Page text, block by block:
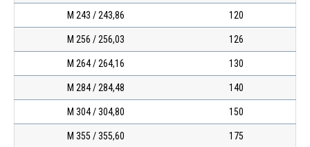
М 243 / 243,86 120
М 256 / 256,03 126
М 264 / 264,16 130
М 284 / 284,48 140
М 304 / 304,80 150
М 355 / 355,60 175